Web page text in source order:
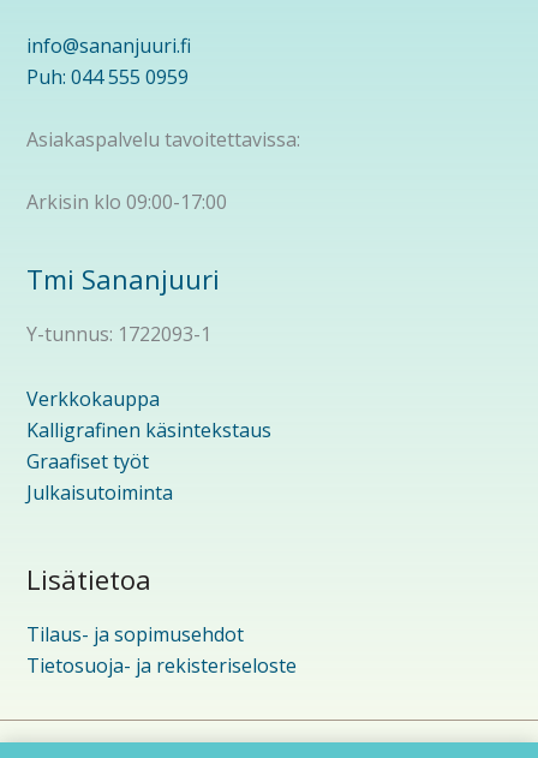
info@sananjuuri.fi
Puh: 044 555 0959
Asiakaspalvelu tavoitettavissa:
Arkisin klo 09:00-17:00
Tmi Sananjuuri
Y-tunnus: 1722093-1
Verkkokauppa
Kalligrafinen käsintekstaus
Graafiset työt
Julkaisutoiminta
Lisätietoa
Tilaus- ja sopimusehdot
Tietosuoja- ja rekisteriseloste